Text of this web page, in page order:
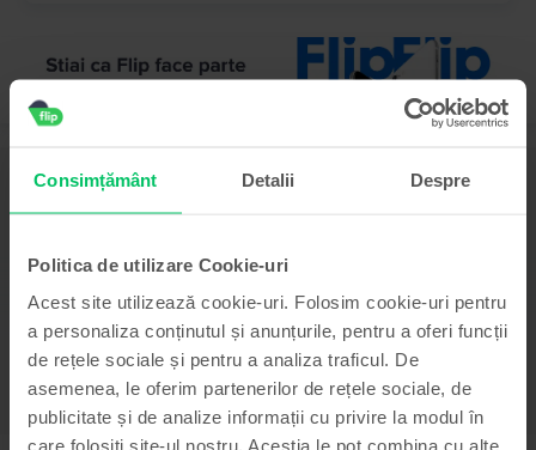
Consimțământ Detalii Despre
Politica de utilizare Cookie-uri
Acest site utilizează cookie-uri. Folosim cookie-uri pentru
a personaliza conținutul și anunțurile, pentru a oferi funcții
de rețele sociale și pentru a analiza traficul. De
asemenea, le oferim partenerilor de rețele sociale, de
publicitate și de analize informații cu privire la modul în
care folosiți site-ul nostru. Aceștia le pot combina cu alte
Descriere
Telefon mobil Samsung Galaxy J6 Plus (2018), Grey, 64 GB, Bun
cuplat la 3GB RAM, doua camere principale de 13MP respesctiv 5MP si una
amprente implementat in butonul on/off al telefonului pentru o mai buna
securitate a datelor.
Vezi mai mult
Informatii conformitate produs